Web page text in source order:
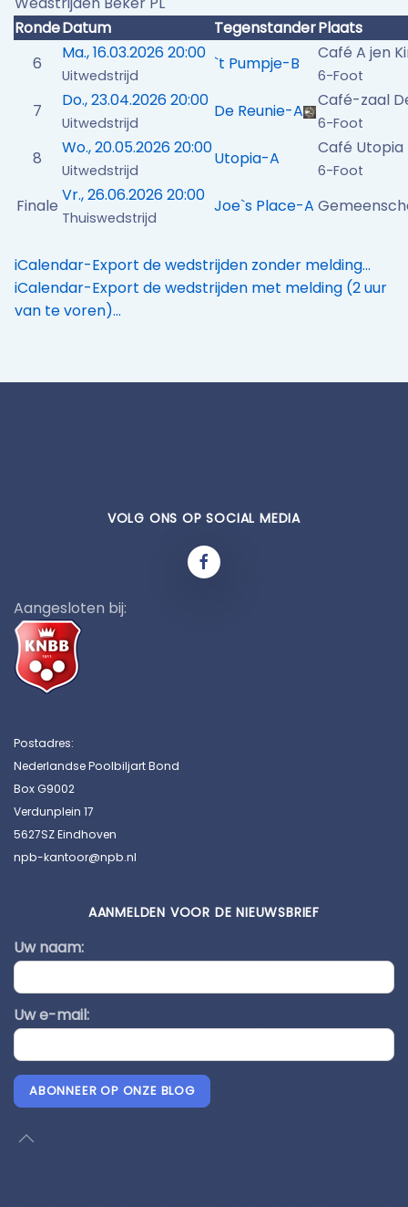
RondeDatum TegenstanderPlaats
6
Ma., 16.03.2026 20:00
Uitwedstrijd
`t Pumpje-B
Café A jen
6-Foot
7
Do., 23.04.2026 20:00
Uitwedstrijd
De Reunie-A
Café-zaal
6-Foot
8
Wo., 20.05.2026 20:00
Uitwedstrijd
Utopia-A
Café Utopia
6-Foot
Finale
Vr., 26.06.2026 20:00
Thuiswedstrijd
Joe`s Place-A
iCalendar-Export de wedstrijden zonder melding…
iCalendar-Export de wedstrijden met melding (2 uur
van te voren)…
VOLG ONS OP SOCIAL MEDIA
Aangesloten bij:
Postadres:
Nederlandse Poolbiljart Bond
Box G9002
Verdunplein 17
5627SZ Eindhoven
npb-kantoor@npb.nl
AANMELDEN VOOR DE NIEUWSBRIEF
Uw naam:
Uw e-mail:
ABONNEER OP ONZE BLOG